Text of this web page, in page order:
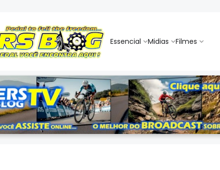
Essencial Midias Filmes